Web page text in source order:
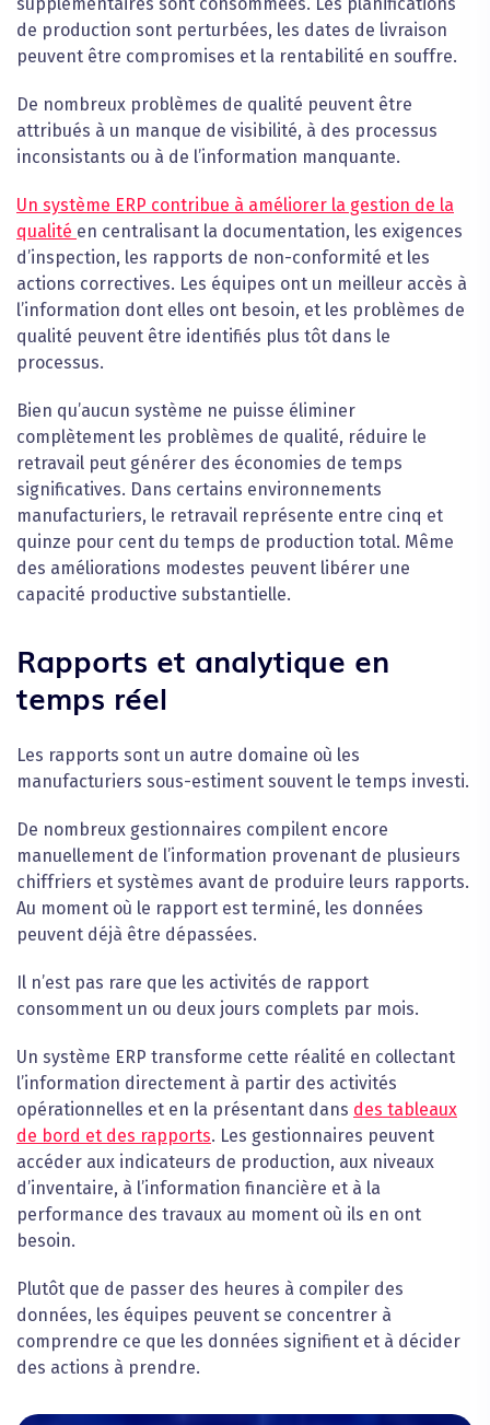
de production sont perturbées, les dates de livraison
peuvent être compromises et la rentabilité en souffre.
De nombreux problèmes de qualité peuvent être
attribués à un manque de visibilité, à des processus
inconsistants ou à de l’information manquante.
Un système ERP contribue à améliorer la gestion de la
qualité en centralisant la documentation, les exigences
d’inspection, les rapports de non-conformité et les
actions correctives. Les équipes ont un meilleur accès à
l’information dont elles ont besoin, et les problèmes de
qualité peuvent être identifiés plus tôt dans le
processus.
Bien qu’aucun système ne puisse éliminer
complètement les problèmes de qualité, réduire le
retravail peut générer des économies de temps
significatives. Dans certains environnements
manufacturiers, le retravail représente entre cinq et
quinze pour cent du temps de production total. Même
des améliorations modestes peuvent libérer une
capacité productive substantielle.
Rapports et analytique en
temps réel
Les rapports sont un autre domaine où les
manufacturiers sous-estiment souvent le temps investi.
De nombreux gestionnaires compilent encore
manuellement de l’information provenant de plusieurs
chiffriers et systèmes avant de produire leurs rapports.
Au moment où le rapport est terminé, les données
peuvent déjà être dépassées.
Il n’est pas rare que les activités de rapport
consomment un ou deux jours complets par mois.
Un système ERP transforme cette réalité en collectant
l’information directement à partir des activités
opérationnelles et en la présentant dans des tableaux
de bord et des rapports. Les gestionnaires peuvent
accéder aux indicateurs de production, aux niveaux
d’inventaire, à l’information financière et à la
performance des travaux au moment où ils en ont
besoin.
Plutôt que de passer des heures à compiler des
données, les équipes peuvent se concentrer à
comprendre ce que les données signifient et à décider
des actions à prendre.